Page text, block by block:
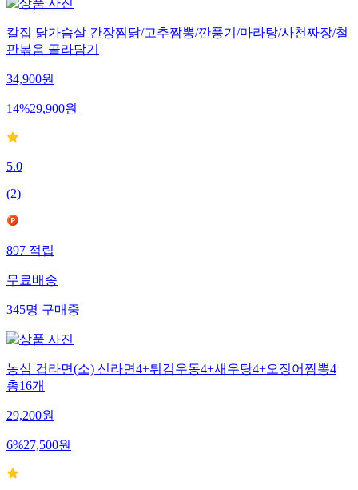
칼집 닭가슴살 간장찜닭/고추짬뽕/깐풍기/마라탕/사천짜장/철
판볶음 골라담기
34,900원
14%29,900원
5.0
(2)
897적립
무료배송
345명구매중
농심 컵라면(소) 신라면4+튀김우동4+새우탕4+오징어짬뽕4
총16개
29,200원
6%27,500원